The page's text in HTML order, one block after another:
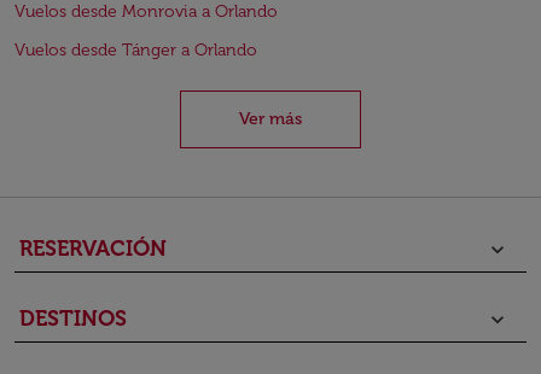
Vuelos desde Monrovia a Orlando
Vuelos desde Tánger a Orlando
Ver más
RESERVACIÓN keyboard_arrow_down
DESTINOS keyboard_arrow_down